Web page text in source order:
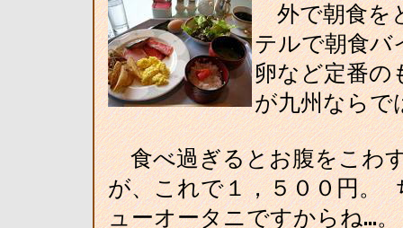
外で朝食を
テルで朝食
卵など定番の
が九州ならで
食べ過ぎるとお腹をこわ
が、これで１，５００円。
ューオータニですからね…。